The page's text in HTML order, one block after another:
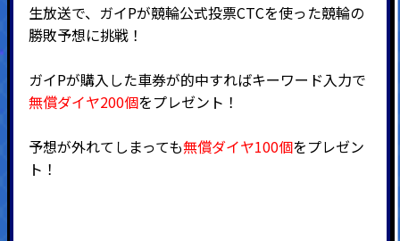
生放送で、ガイPが競輪公式投票CTCを使った競輪の
勝敗予想に挑戦！
ガイPが購入した車券が的中すればキーワード入力で
無償ダイヤ200個をプレゼント！
予想が外れてしまっても無償ダイヤ100個をプレゼン
ト！